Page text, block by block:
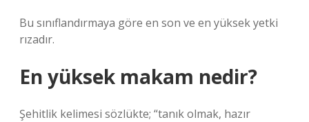
Bu sınıflandırmaya göre en son ve en yüksek yetki
rızadır.
En yüksek makam nedir?
Şehitlik kelimesi sözlükte; “tanık olmak, hazır